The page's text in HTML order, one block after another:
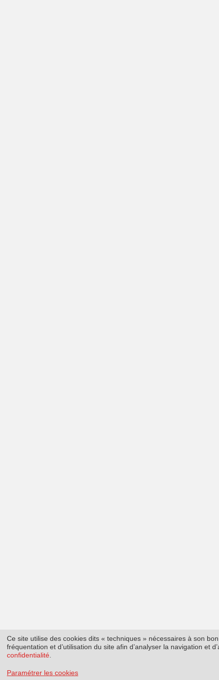
Ce site utilise des cookies dits « techniques » nécessaires à son
fréquentation et d’utilisation du site afin d’analyser la navigation et
confidentialité
Paramétrer les cookies